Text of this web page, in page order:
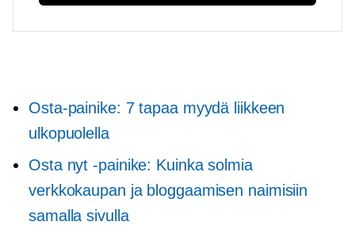
Osta-painike: 7 tapaa myydä liikkeen
ulkopuolella
Osta nyt -painike: Kuinka solmia
verkkokaupan ja bloggaamisen naimisiin
samalla sivulla